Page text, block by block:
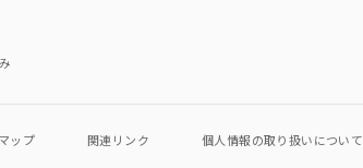
ップ 関連リンク 個人情報の取り扱いについて